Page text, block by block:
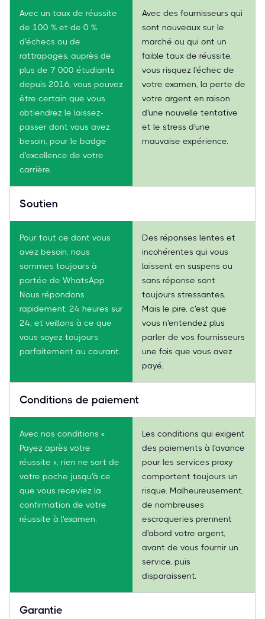
Avec un taux de réussite
de 100 % et de 0 %
d'échecs ou de
rattrapages, auprès de
plus de 7 000 étudiants
depuis 2016, vous pouvez
être certain que vous
obtiendrez le laissez-
passer dont vous avez
besoin, pour le badge
d'excellence de votre
carrière.
Avec des fournisseurs qui
sont nouveaux sur le
marché ou qui ont un
faible taux de réussite,
vous risquez l'échec de
votre examen, la perte de
votre argent en raison
d'une nouvelle tentative
et le stress d'une
mauvaise expérience.
Soutien
Pour tout ce dont vous
avez besoin, nous
sommes toujours à
portée de WhatsApp.
Nous répondons
rapidement, 24 heures sur
24, et veillons à ce que
vous soyez toujours
parfaitement au courant.
Des réponses lentes et
incohérentes qui vous
laissent en suspens ou
sans réponse sont
toujours stressantes.
Mais le pire, c'est que
vous n'entendez plus
parler de vos fournisseurs
une fois que vous avez
payé.
Conditions de paiement
Avec nos conditions «
Payez après votre
réussite », rien ne sort de
votre poche jusqu'à ce
que vous receviez la
confirmation de votre
réussite à l'examen.
Les conditions qui exigent
des paiements à l'avance
pour les services proxy
comportent toujours un
risque. Malheureusement,
de nombreuses
escroqueries prennent
d'abord votre argent,
avant de vous fournir un
service, puis
disparaissent.
Garantie